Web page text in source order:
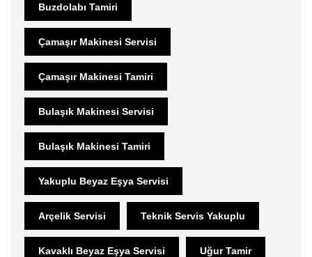
Buzdolabı Tamiri
Çamaşır Makinesi Servisi
Çamaşır Makinesi Tamiri
Bulaşık Makinesi Servisi
Bulaşık Makinesi Tamiri
Yakuplu Beyaz Eşya Servisi
Arçelik Servisi Teknik Servis Yakuplu
Kavaklı Beyaz Eşya Servisi Uğur Tamir